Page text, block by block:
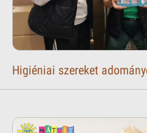
Higiéniai szereket